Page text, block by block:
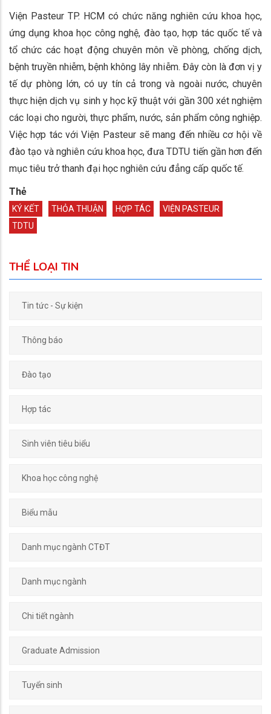
Viện Pasteur TP. HCM có chức năng nghiên cứu khoa học,
ứng dụng khoa học công nghệ, đào tạo, hợp tác quốc tế và
tổ chức các hoạt động chuyên môn về phòng, chống dịch,
bệnh truyền nhiễm, bệnh không lây nhiễm. Đây còn là đơn vị y
tế dự phòng lớn, có uy tín cả trong và ngoài nước, chuyên
thực hiện dịch vụ sinh y học kỹ thuật với gần 300 xét nghiệm
các loại cho người, thực phẩm, nước, sản phẩm công nghiệp.
Việc hợp tác với Viện Pasteur sẽ mang đến nhiều cơ hội về
đào tạo và nghiên cứu khoa học, đưa TDTU tiến gần hơn đến
mục tiêu trở thanh đại học nghiên cứu đẳng cấp quốc tế.
Thẻ
KÝ KẾT THỎA THUẬN HỢP TÁC
VIỆN PASTEUR
TDTU
THỂ LOẠI TIN
Tin tức - Sự kiện
Thông báo
Đào tạo
Hợp tác
Sinh viên tiêu biểu
Khoa học công nghệ
Biểu mẫu
Danh mục ngành CTĐT
Danh mục ngành
Chi tiết ngành
Graduate Admission
Tuyển sinh